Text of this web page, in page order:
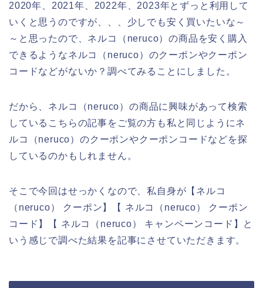
2020年、2021年、2022年、2023年とずっと利用して
いくと思うのですが、、、少しでも安く買いたいな～
～と思ったので、ネルコ（neruco）の商品を安く購入
できるようなネルコ（neruco）のクーポンやクーポン
コードなどがないか？調べてみることにしました。
だから、ネルコ（neruco）の商品に興味があって検索
しているこちらの記事をご覧の方も私と同じようにネ
ルコ（neruco）のクーポンやクーポンコードなどを探
しているのかもしれません。
そこで今回はせっかくなので、私自身が【ネルコ
（neruco） クーポン】【 ネルコ（neruco） クーポン
コード】【 ネルコ（neruco） キャンペーンコード】と
いう感じで調べた結果を記事にさせていただきます。